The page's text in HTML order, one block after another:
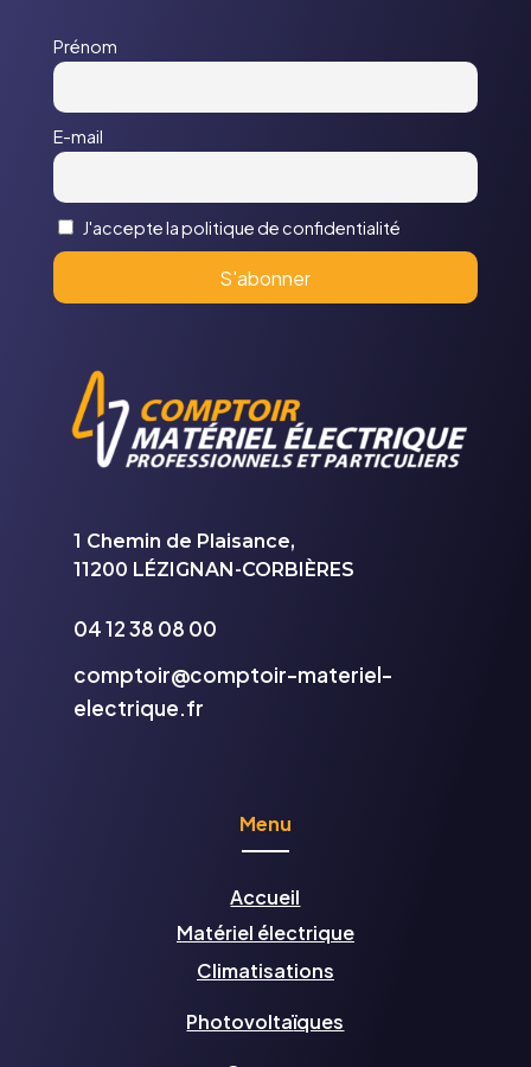
Prénom
E-mail
J'accepte la politique de confidentialité
1 Chemin de Plaisance,
11200 LÉZIGNAN-CORBIÈRES
04 12 38 08 00
comptoir@comptoir-materiel-
electrique.fr
Menu
Accueil
Matériel électrique
Climatisations
Photovoltaïques